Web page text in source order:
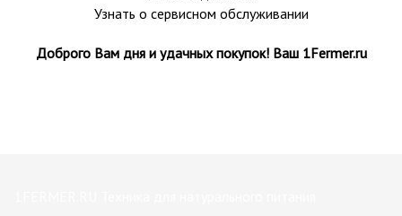
Узнать о сервисном обслуживании
Доброго Вам дня и удачных покупок! Ваш 1Fermer.ru